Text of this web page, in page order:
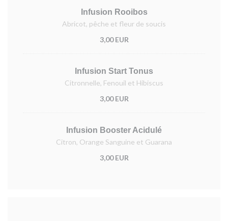
Infusion Rooibos
Abricot, pêche et fleur de soucis
3,00 EUR
Infusion Start Tonus
Citronnelle, Fenouil et Hibiscus
3,00 EUR
Infusion Booster Acidulé
Citron, Orange Sanguine et Guarana
3,00 EUR